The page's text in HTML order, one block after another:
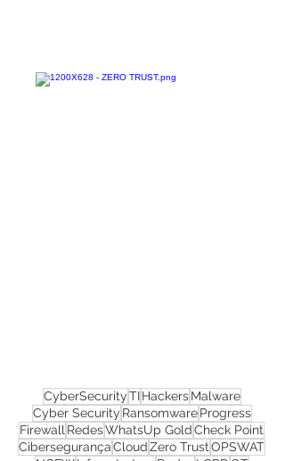
CyberSecurityTIHackersMalware
Cyber SecurityRansomwareProgress